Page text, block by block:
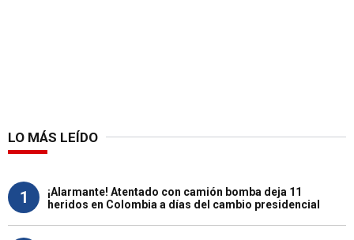
LO MÁS LEÍDO
1
¡Alarmante! Atentado con camión bomba deja 11
heridos en Colombia a días del cambio presidencial